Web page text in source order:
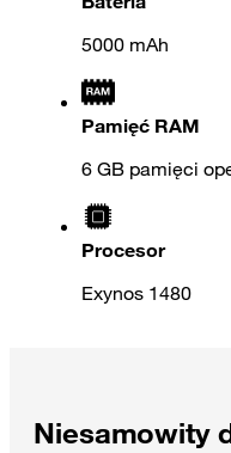
5000 mAh
Pamięć RAM
6 GB pamięci
Procesor
Exynos 1480
Niesamowity